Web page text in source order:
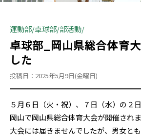
運動部 卓球部 部活動
卓球部_岡山県総合体育
した
投稿日：2025年5月9日(金曜日)
５月６日（火・祝）、７日（水）の２
岡山で岡山県総合体育大会が開催され
大会には届きませんでしたが、男女と